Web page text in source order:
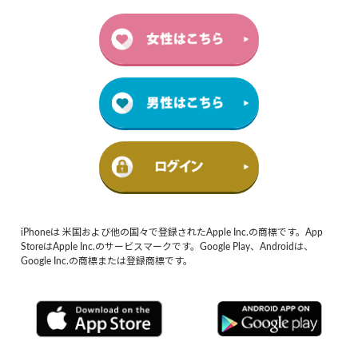
iPhoneは 米国および他の国々で登録されたApple Inc.の商標です。App
StoreはApple Inc.のサービスマークです。Google Play、Androidは、
Google Inc.の商標または登録商標です。